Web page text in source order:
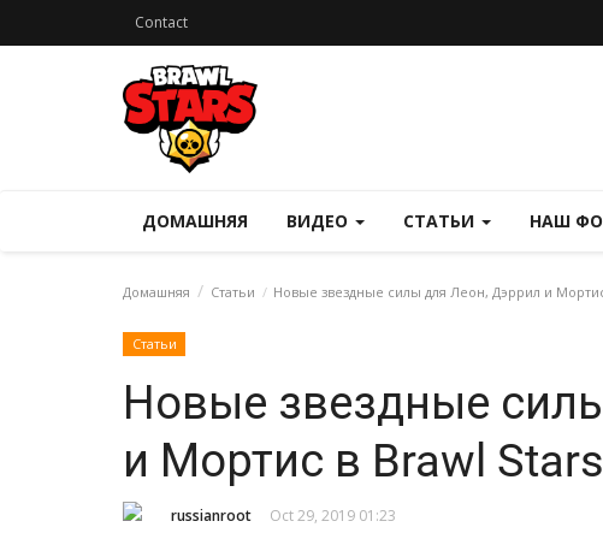
Contact
ДОМАШНЯЯ ВИДЕО СТАТЬИ НАШ
Домашняя Статьи Новые звездные силы для Леон, Дэррил и
Статьи
Новые звездные
и Мортис в Brawl Stars
russianroot Oct 29, 2019 01:23